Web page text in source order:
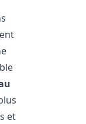
et